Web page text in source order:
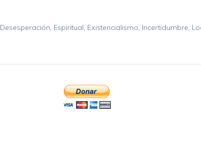
Desesperación, Espiritual, Existencialismo, Incertidumbre,